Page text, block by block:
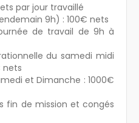
par jour travaillé
9h) : 100€ nets
de travail de 9h à
du samedi midi
nets
et Dimanche : 1000€
fin de mission et congés